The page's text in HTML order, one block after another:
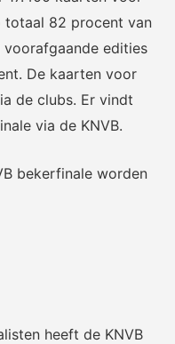
82 procent van
edities
De kaarten voor
de clubs. Er vindt
via de KNVB.
bekerfinale worden
heeft de KNVB